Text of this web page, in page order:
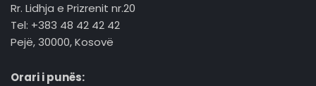
Rr. Lidhja e Prizrenit nr.20
Tel: +383 48 42 42 42
Pejë, 30000, Kosovë
Orari i punës: